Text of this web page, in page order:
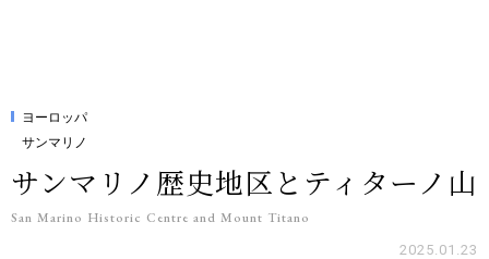
ヨーロッパ
サンマリノ
サンマリノ歴史地区とティターノ山
San Marino Historic Centre and Mount Titano
2025.01.23